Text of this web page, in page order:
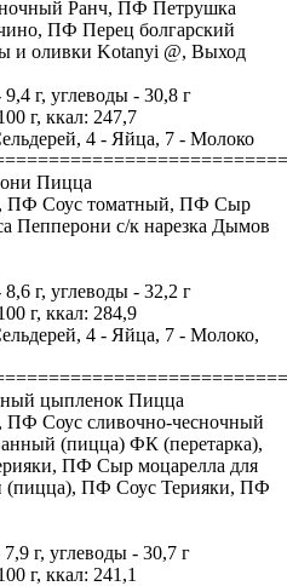
Ранч, ПФ Петрушка
ПФ Перец болгарский
и оливки Kotanyi @, Выход
г, углеводы - 30,8 г
г, ккал: 247,7
4 - Яйца, 7 - Молоко
Пицца
ПФ Соус томатный, ПФ Сыр
Пепперони с/к нарезка Дымов
г, углеводы - 32,2 г
г, ккал: 284,9
4 - Яйца, 7 - Молоко,
цыпленок Пицца
Соус сливочно-чесночный
(пицца) ФК (перетарка),
ПФ Сыр моцарелла для
(пицца), ПФ Соус Терияки, ПФ
г, углеводы - 30,7 г
г, ккал: 241,1